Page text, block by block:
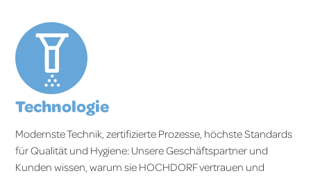
Technologie
Modernste Technik, zertifizierte Prozesse, höchste Standards
für Qualität und Hygiene: Unsere Geschäftspartner und
Kunden wissen, warum sie HOCHDORF vertrauen und